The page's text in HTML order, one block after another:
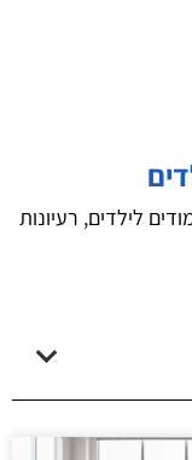
לילדים, רעיונות